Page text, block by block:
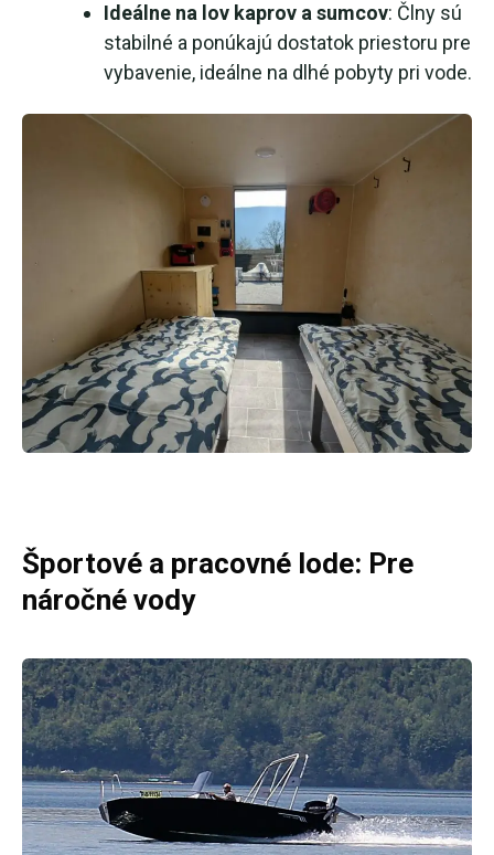
Ideálne na lov kaprov a sumcov: Člny sú
stabilné a ponúkajú dostatok priestoru pre
vybavenie, ideálne na dlhé pobyty pri vode.
Športové a pracovné lode: Pre
náročné vody